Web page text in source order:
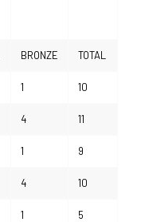
BRONZE TOTAL
1 10
4 11
1 9
4 10
1 5